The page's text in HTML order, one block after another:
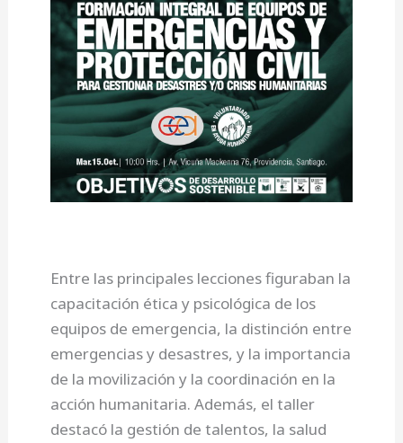
Entre las principales lecciones figuraban la
capacitación ética y psicológica de los
equipos de emergencia, la distinción entre
emergencias y desastres, y la importancia
de la movilización y la coordinación en la
acción humanitaria. Además, el taller
destacó la gestión de talentos, la salud